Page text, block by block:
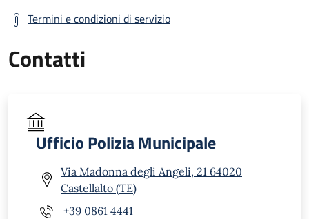
Termini e condizioni di servizio
Contatti
Ufficio Polizia Municipale
Via Madonna degli Angeli, 21 64020
Castellalto (TE)
+39 0861 4441